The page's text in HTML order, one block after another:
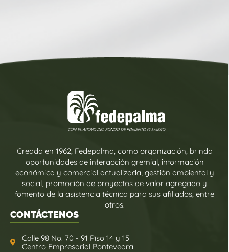
Creada en 1962, Fedepalma, como organización, brinda
oportunidades de interacción gremial, información
económica y comercial actualizada, gestión ambiental y
social, promoción de proyectos de valor agregado y
fomento de la asistencia técnica para sus afiliados, entre
otros.
CONTÁCTENOS
Calle 98 No. 70 - 91 Piso 14 y 15
Centro Empresarial Pontevedra